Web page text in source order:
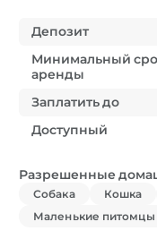
Депозит
Минимальный
аренды
Заплатить до
Доступный
Разрешенные
Собака Кошка
Маленькие питомцы